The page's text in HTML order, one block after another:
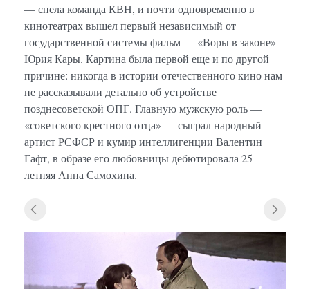
— спела команда КВН, и почти одновременно в
кинотеатрах вышел первый независимый от
государственной системы фильм — «Воры в законе»
Юрия Кары. Картина была первой еще и по другой
причине: никогда в истории отечественного кино нам
не рассказывали детально об устройстве
позднесоветской ОПГ. Главную мужскую роль —
«советского крестного отца» — сыграл народный
артист РСФСР и кумир интеллигенции Валентин
Гафт, в образе его любовницы дебютировала 25-
летняя Анна Самохина.